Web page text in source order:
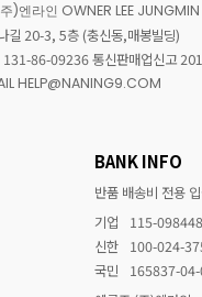
)엔라인 OWNER LEE JUNGMIN
길 20-3, 5층 (충신동,매봉빌딩)
131-86-09236 통신판매업신고
HELP@NANING9.COM
BANK INFO
반품 배송비 전용
기업
115-
신한
100-024-
국민
165837-